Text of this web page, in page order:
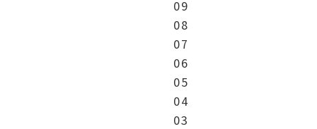
09
08
07
06
05
04
03